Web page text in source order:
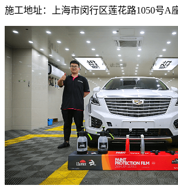
施工地址：上海市闵行区莲花路1050号A